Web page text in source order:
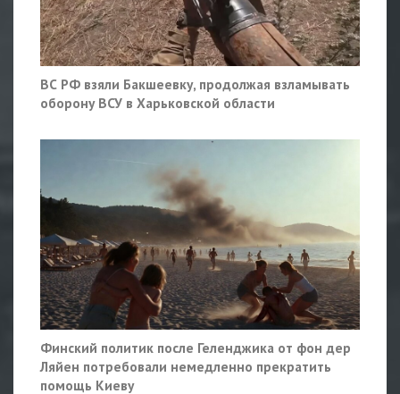
ВС РФ взяли Бакшеевку, продолжая взламывать
оборону ВСУ в Харьковской области
Финский политик после Геленджика от фон дер
Ляйен потребовали немедленно прекратить
помощь Киеву